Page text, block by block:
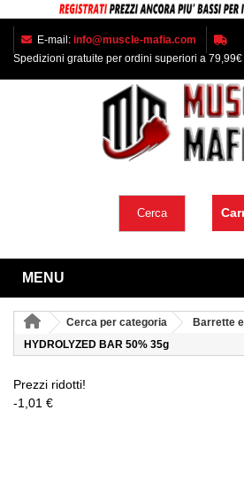
E-mail: info@muscle-mafia.com
Spedizioni gratuite per ordini superiori a 79,99€
Cerca
MENU
Cerca per categoria
Barrette
HYDROLYZED BAR 50% 35g
Prezzi ridotti!
-1,01 €